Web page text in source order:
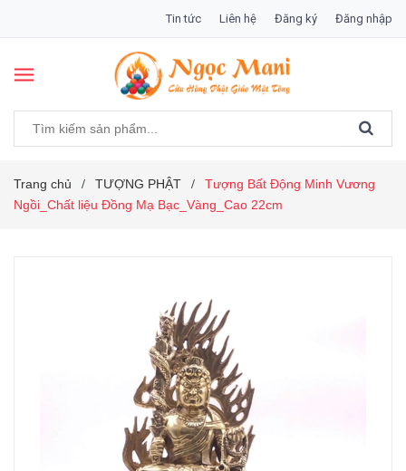
Tin tức Liên hệ Đăng ký Đăng nhập
Trang chủ / TƯỢNG PHẬT /
Tượng Bất Động Minh Vương
Ngồi_Chất liệu Đồng Mạ Bạc_Vàng_Cao 22cm